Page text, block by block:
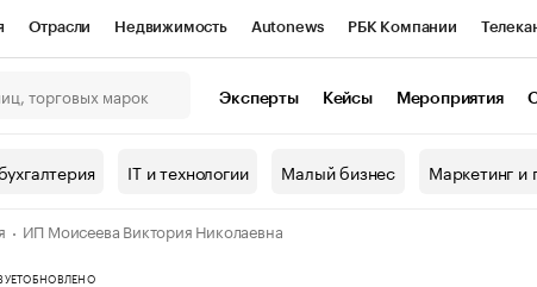
Отрасли Недвижимость Autonews РБК Компании
Проверка контрагентов
валюты
Эксперты Кейсы Мероприятия
IT и технологии Малый бизнес Маркетинг и
ИП Моисеева Виктория Николаевна
ОБНОВЛЕНО